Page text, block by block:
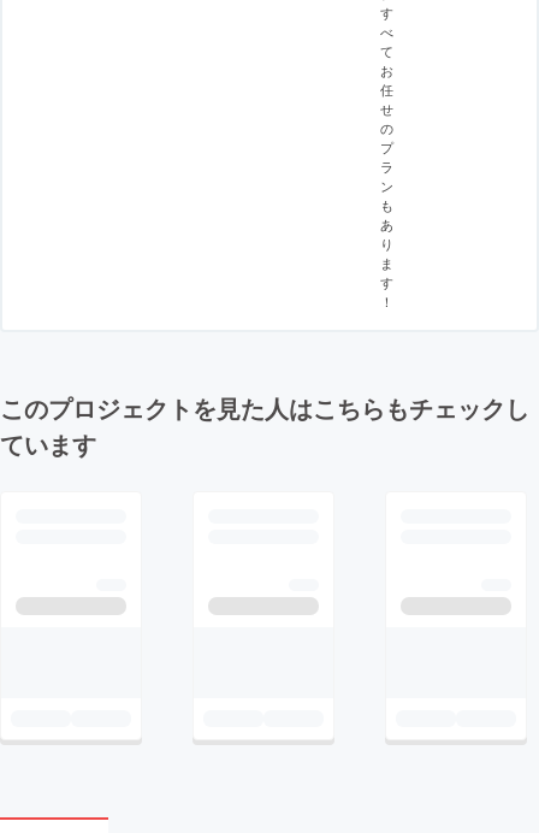
す
べ
て
お
任
せ
の
プ
ラ
ン
も
あ
り
ま
す
！
このプロジェクトを見た人はこちらもチェックし
ています